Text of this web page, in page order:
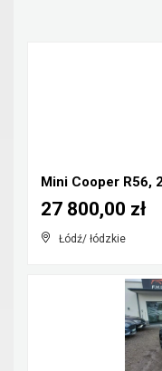
Mini Cooper R56,
Łódź/ łódzkie
27 800,00 zł